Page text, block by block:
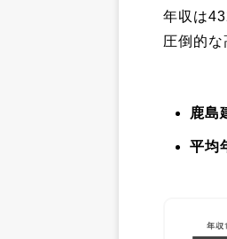
年収は
圧倒的な
鹿島
平均